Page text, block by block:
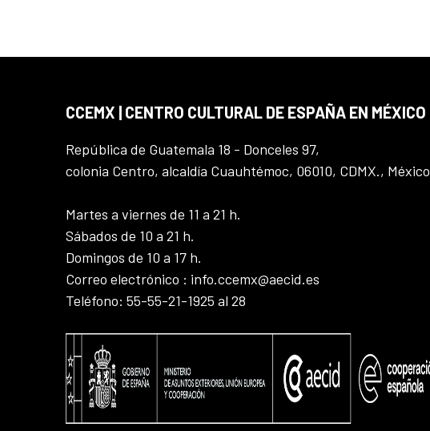
CCEMX | CENTRO CULTURAL DE ESPAÑA EN MÉXICO
República de Guatemala 18 - Donceles 97,
colonia Centro, alcaldía Cuauhtémoc, 06010, CDMX., México
Martes a viernes de 11 a 21 h.
Sábados de 10 a 21 h.
Domingos de 10 a 17 h.
Correo electrónico : info.ccemx@aecid.es
Teléfono: 55-55-21-1925 al 28